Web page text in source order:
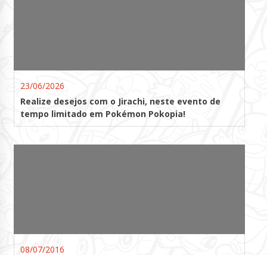
23/06/2026
Realize desejos com o Jirachi, neste evento de
tempo limitado em Pokémon Pokopia!
08/07/2016